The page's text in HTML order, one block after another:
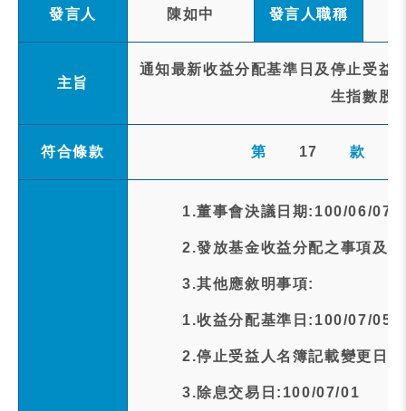
發言人 陳如中 發言人職稱
主旨
通知最新收益分配基準日及停止受益
生指數股
符合條款 第 17 款
1.董事會決議日期:100/06/07
2.發放基金收益分配之事項及
3.其他應敘明事項:
1.收益分配基準日:100/07/05
2.停止受益人名簿記載變更日
3.除息交易日:100/07/01